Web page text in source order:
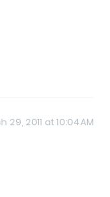
29, 2011 at 10:04 AM